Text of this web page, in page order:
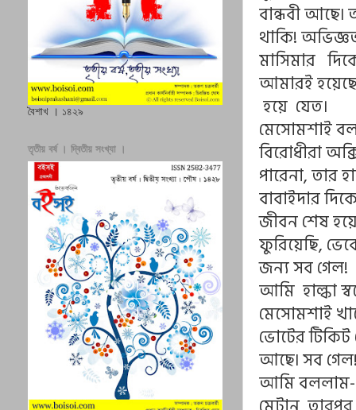
বান্ধবী
থাকি!
মাসিমার
আমারই
হয়ে যেত।
মেসোমশাই
বিরোধীরা
পারেনা, তার
বাবাইদার
জীবন শেষ
ফুরিয়েছি,
জন্য সব গেল!
আমি হাল্কা
মেসোমশাই
ভোটের
আছে৷ সব
আমি বললাম-
বৈশাখ । ১৪২৯
তৃতীয় বর্ষ । দ্বিতীয় সংখ্যা ।